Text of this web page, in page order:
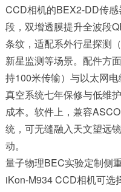
CCD相机的BEX2-DD传
段，双增透膜提升全波段
条纹，适配系外行星探测
新星监测等场景。配件方
持100米传输）与以太网
真空系统七年保修与低维
成本。软件上，兼容
统，可无缝融入天文望远
动。
量子物理BEC实验定制侧
iKon-M934 CCD相机可选